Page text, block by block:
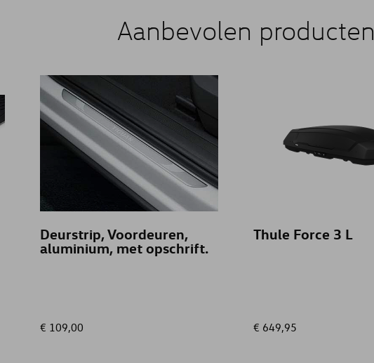
JETTA
TOURAN
Aanbevolen producten
Deurstrip, Voordeuren,
aluminium, met opschrift.
€ 109,00
Thule Force 3 L
€ 649,95